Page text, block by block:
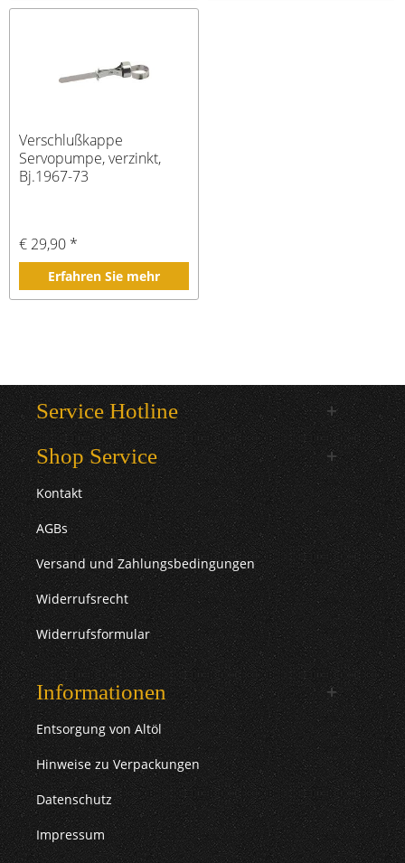
Verschlußkappe
Servopumpe, verzinkt,
Bj.1967-73
€ 29,90 *
Erfahren Sie mehr
Service Hotline
Shop Service
Kontakt
AGBs
Versand und Zahlungsbedingungen
Widerrufsrecht
Widerrufsformular
Informationen
Entsorgung von Altöl
Hinweise zu Verpackungen
Datenschutz
Impressum